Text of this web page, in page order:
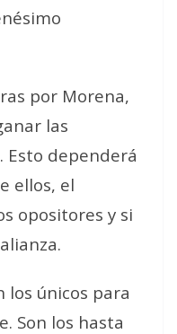
por Morena,
las
Esto dependerá
ellos, el
opositores y si
los únicos para
Son los hasta